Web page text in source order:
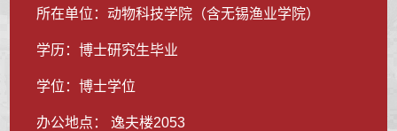
所在单位：动物科技学院（含无锡渔业学院）
学历：博士研究生毕业
学位：博士学位
办公地点： 逸夫楼2053